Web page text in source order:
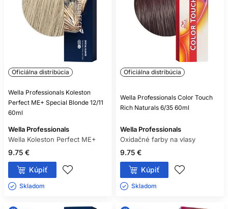
Oficiálna distribúcia
Wella Professionals Koleston
Perfect ME+ Special Blonde 12/11
60ml
Wella Professionals
Wella Koleston Perfect ME+
9.75 €
Kúpiť
Skladom ㅤ
Oficiálna distribúcia
Wella Professionals Color Touch
Rich Naturals 6/35 60ml
Wella Professionals
Oxidačné farby na vlasy
9.75 €
Kúpiť
Skladom ㅤ